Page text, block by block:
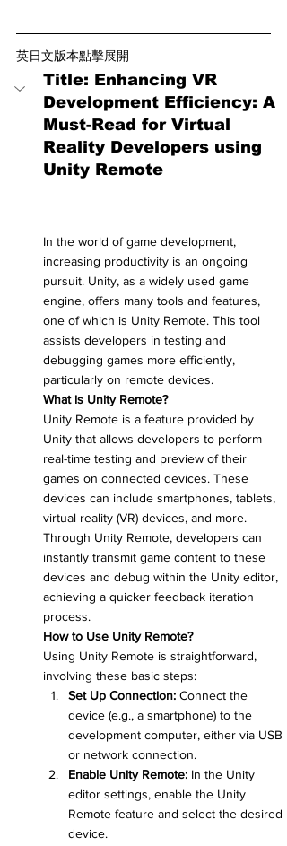
英日文版本點擊展開
Title: Enhancing VR
Development Efficiency: A
Must-Read for Virtual
Reality Developers using
Unity Remote
In the world of game development,
increasing productivity is an ongoing
pursuit. Unity, as a widely used game
engine, offers many tools and features,
one of which is Unity Remote. This tool
assists developers in testing and
debugging games more efficiently,
particularly on remote devices.
What is Unity Remote?
Unity Remote is a feature provided by
Unity that allows developers to perform
real-time testing and preview of their
games on connected devices. These
devices can include smartphones, tablets,
virtual reality (VR) devices, and more.
Through Unity Remote, developers can
instantly transmit game content to these
devices and debug within the Unity editor,
achieving a quicker feedback iteration
process.
How to Use Unity Remote?
Using Unity Remote is straightforward,
involving these basic steps:
Set Up Connection: Connect the
device (e.g., a smartphone) to the
development computer, either via USB
or network connection.
Enable Unity Remote: In the Unity
editor settings, enable the Unity
Remote feature and select the desired
device.